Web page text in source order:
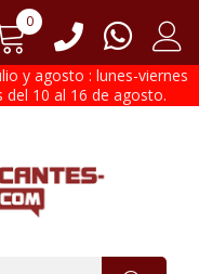
0
y agosto : lunes-viernes
del 10 al 16 de agosto.